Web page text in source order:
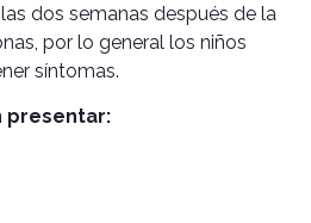
dos semanas después de la
por lo general los niños
síntomas.
presentar: